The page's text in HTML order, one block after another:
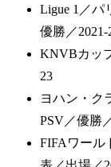
Ligue 1／パ
優勝／2021-
KNVBカッ
23
ヨハン・ク
PSV／優勝
FIFAワール